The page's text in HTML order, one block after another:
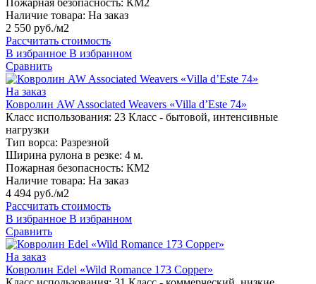
Пожарная безопасность: КМ2
Наличие товара: На заказ
2 550 руб./м2
Рассчитать стоимость
В избранное В избранном
Сравнить
На заказ
Ковролин AW Associated Weavers «Villa d’Este 74»
Класс использования: 23 Класс - бытовой, интенсивные
нагрузки
Тип ворса: Разрезной
Ширина рулона в резке: 4 м.
Пожарная безопасность: КМ2
Наличие товара: На заказ
4 494 руб./м2
Рассчитать стоимость
В избранное В избранном
Сравнить
На заказ
Ковролин Edel «Wild Romance 173 Copper»